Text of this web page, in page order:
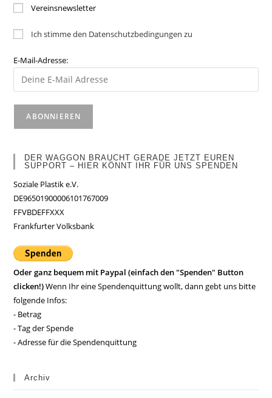
Vereinsnewsletter
Ich stimme den Datenschutzbedingungen zu
E-Mail-Adresse:
DER WAGGON BRAUCHT GERADE JETZT EUREN
SUPPORT – HIER KÖNNT IHR FÜR UNS SPENDEN
Soziale Plastik e.V.
DE96501900006101767009
FFVBDEFFXXX
Frankfurter Volksbank
Oder ganz bequem mit Paypal (einfach den "Spenden" Button
clicken!)Wenn Ihr eine Spendenquittung wollt, dann gebt uns bitte
folgende Infos:
- Betrag
- Tag der Spende
- Adresse für die Spendenquittung
Archiv